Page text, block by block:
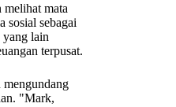
melihat mata
sosial sebagai
lain
terpusat.
"Mark,